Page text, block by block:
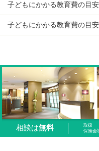
子どもにかかる教育費の目安
子どもにかかる教育費の目安
相談は無料
取扱
保険会